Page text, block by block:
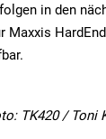
in den
Maxxis
TK420 / Toni